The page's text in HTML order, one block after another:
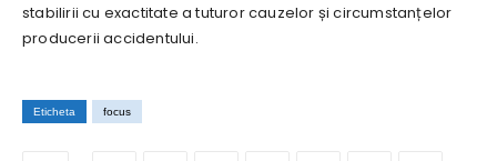
stabilirii cu exactitate a tuturor cauzelor și circumstanțelor
producerii accidentului.
Eticheta focus